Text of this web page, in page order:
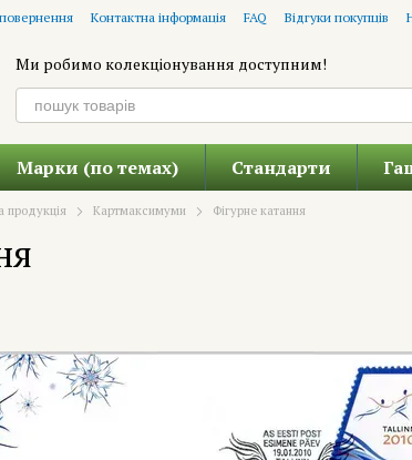
Контактна інформація FAQ Відгуки покупців
Ми робимо колекціонування доступним!
Марки (по темах) Стандарти
продукція Картмаксимуми Фігурне катання